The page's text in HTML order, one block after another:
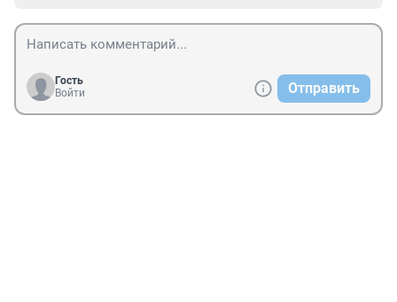
Гость
Войти
Отправить